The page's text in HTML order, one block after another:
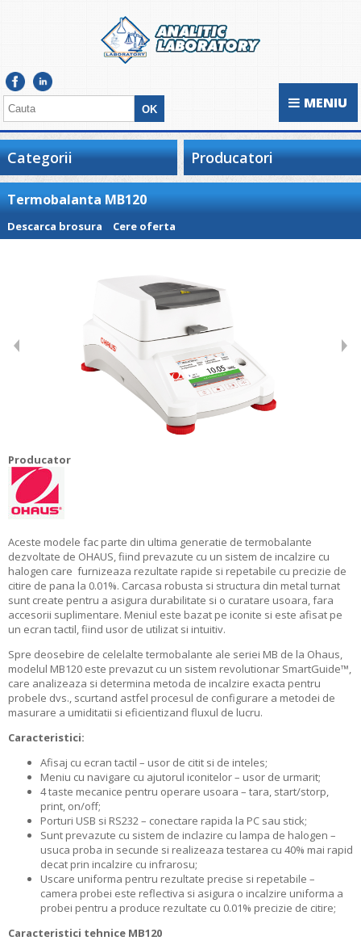
MENIU
Categorii Producatori
Termobalanta MB120
Descarca brosura Cere oferta
Producator
Aceste modele fac parte din ultima generatie de termobalante
dezvoltate de OHAUS, fiind prevazute cu un sistem de incalzire cu
halogen care furnizeaza rezultate rapide si repetabile cu precizie de
citire de pana la 0.01%. Carcasa robusta si structura din metal turnat
sunt create pentru a asigura durabilitate si o curatare usoara, fara
accesorii suplimentare. Meniul este bazat pe iconite si este afisat pe
un ecran tactil, fiind usor de utilizat si intuitiv.
Spre deosebire de celelalte termobalante ale seriei MB de la Ohaus,
modelul MB120 este prevazut cu un sistem revolutionar SmartGuide™,
care analizeaza si determina metoda de incalzire exacta pentru
probele dvs., scurtand astfel procesul de configurare a metodei de
masurare a umiditatii si eficientizand fluxul de lucru.
Caracteristici:
Afisaj cu ecran tactil – usor de citit si de inteles;
Meniu cu navigare cu ajutorul iconitelor – usor de urmarit;
4 taste mecanice pentru operare usoara – tara, start/storp,
print, on/off;
Porturi USB si RS232 – conectare rapida la PC sau stick;
Sunt prevazute cu sistem de inclazire cu lampa de halogen –
usuca proba in secunde si realizeaza testarea cu 40% mai rapid
decat prin incalzire cu infrarosu;
Uscare uniforma pentru rezultate precise si repetabile –
camera probei este reflectiva si asigura o incalzire uniforma a
probei pentru a produce rezultate cu 0.01% precizie de citire;
Caracteristici tehnice MB120